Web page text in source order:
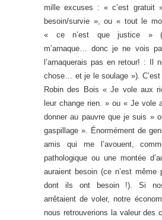
mille excuses : « c’est gratuit
besoin/survie », ou « tout le
« ce n’est que justice »
m’arnaque… donc je ne vois
l’arnaquerais pas en retour! : Il
chose… et je le soulage »).
Robin des Bois « Je vole aux
leur change rien. » ou « Je vole
donner au pauvre que je suis »
gaspillage ». Énormément de
amis qui me l’avouent,
pathologique ou une montée
auraient besoin (ce n’est même
dont ils ont besoin !). Si nos
arrêtaient de voler, notre
nous retrouverions la valeur des